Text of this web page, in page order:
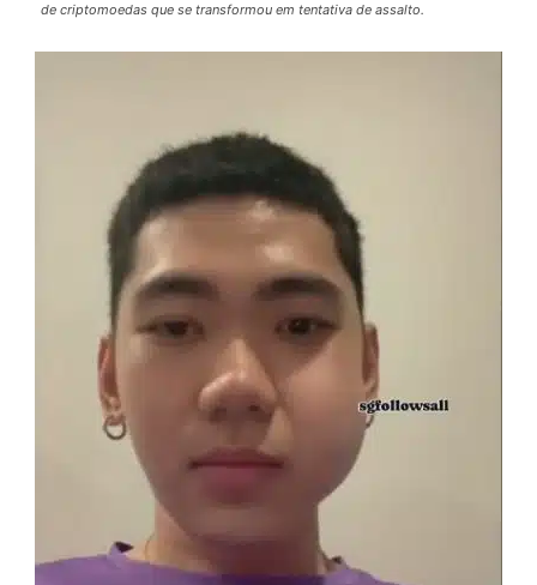
de criptomoedas que se transformou em tentativa de assalto.